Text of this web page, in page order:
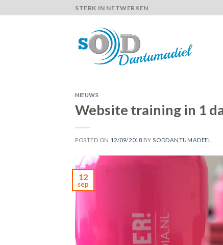
to
STERK IN NETWERKEN
NIEUWS
Website training in 1
POSTED ON 12/09/2018 BY SODDANTUMADEEL
12
sep